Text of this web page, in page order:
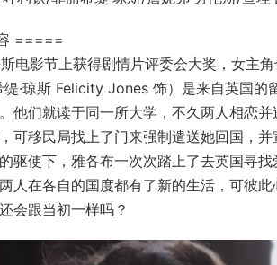
=====
电影节上获得剧情片评委会大奖，女主角
·琼斯 Felicity Jones 饰）是来自英国
他们就读于同一所大学，不久两人相恋
可移民局找上了门来强制遣送她回国，
驱使下，雅各布一次次踏上了去英国寻
人在各自的国度都有了新的生活，可彼
会跟当初一样吗？